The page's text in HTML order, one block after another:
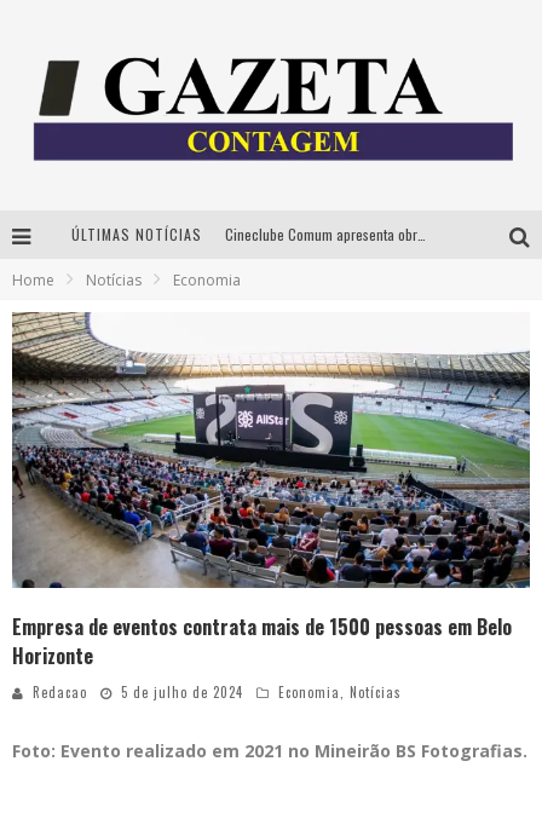
ÚLTIMAS NOTÍCIAS Cineclube Comum apresenta obras de Kenneth Anger e Lucrecia Martel em nova sessão de “Visões Táteis”
Cíntia Chagas lança novo livro e participa de sessão de autógrafos em Belo Horizonte
Home Notícias Economia
Empresa de eventos contrata mais de 1500 pessoas em Belo
Horizonte
Redacao 5 de julho de 2024 Economia, Notícias
Foto: Evento realizado em 2021 no Mineirão BS Fotografias.